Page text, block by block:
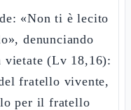
«Non ti è lecito
denunciando
vietate (Lv 18,16):
fratello vivente,
per il fratello